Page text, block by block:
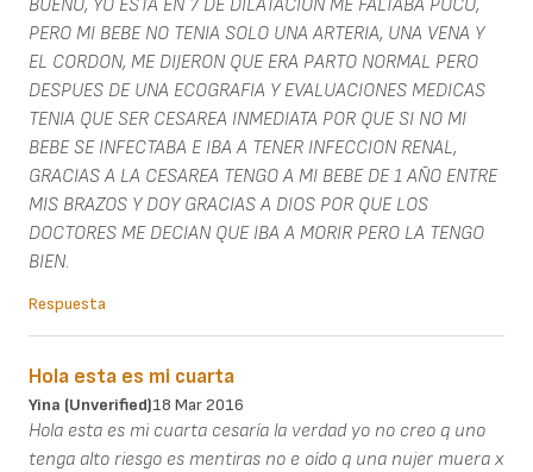
BUENO, YO ESTA EN 7 DE DILATACION ME FALTABA POCO,
PERO MI BEBE NO TENIA SOLO UNA ARTERIA, UNA VENA Y
EL CORDON, ME DIJERON QUE ERA PARTO NORMAL PERO
DESPUES DE UNA ECOGRAFIA Y EVALUACIONES MEDICAS
TENIA QUE SER CESAREA INMEDIATA POR QUE SI NO MI
BEBE SE INFECTABA E IBA A TENER INFECCION RENAL,
GRACIAS A LA CESAREA TENGO A MI BEBE DE 1 AÑO ENTRE
MIS BRAZOS Y DOY GRACIAS A DIOS POR QUE LOS
DOCTORES ME DECIAN QUE IBA A MORIR PERO LA TENGO
BIEN.
Respuesta
Hola esta es mi cuarta
Yina (unverified)18 Mar 2016
Hola esta es mi cuarta cesaría la verdad yo no creo q uno
tenga alto riesgo es mentiras no e oído q una nujer muera x